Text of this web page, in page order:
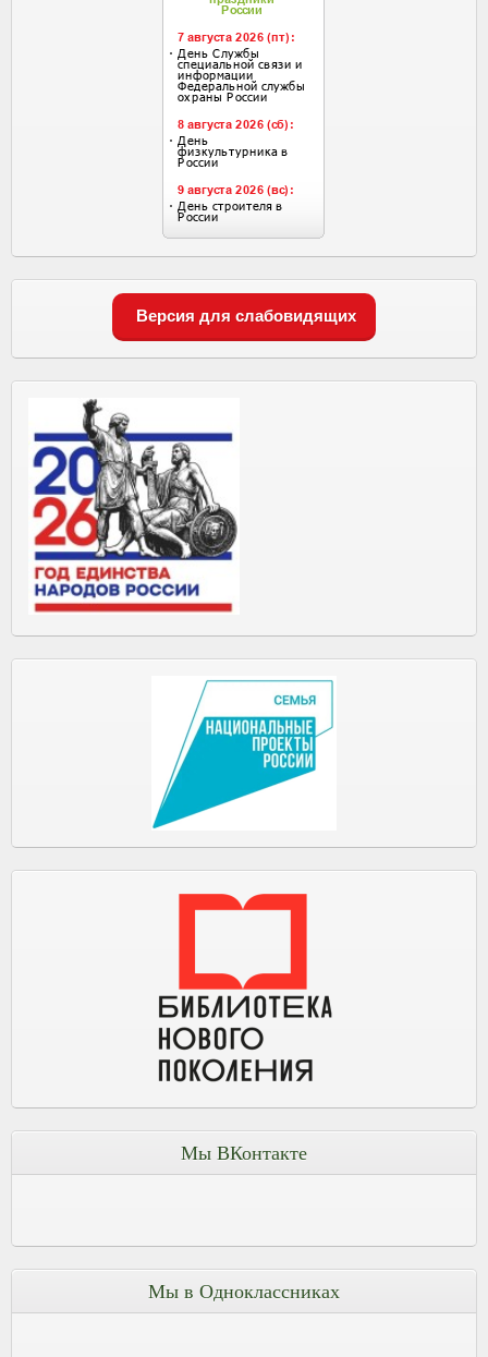
Версия для слабовидящих
Мы ВКонтакте
Мы в Одноклассниках